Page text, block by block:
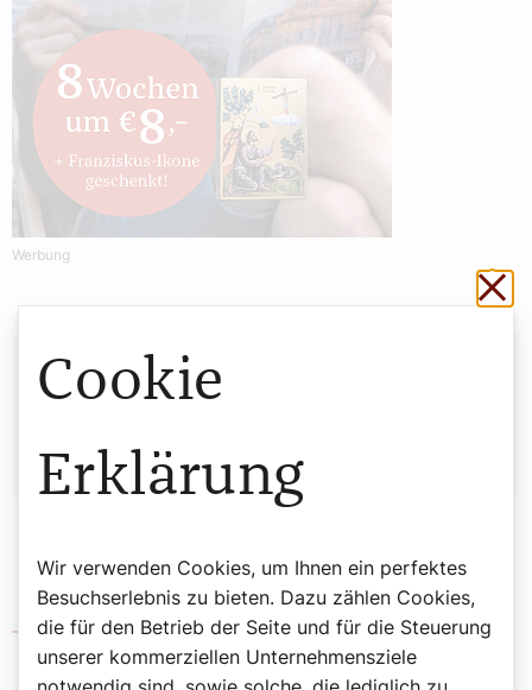
Werbung
Pfarre zum Göttlichen Wort
Cookie
Erklärung
Wir verwenden Cookies, um Ihnen ein perfektes
Besuchserlebnis zu bieten. Dazu zählen Cookies,
die für den Betrieb der Seite und für die Steuerung
unserer kommerziellen Unternehmensziele